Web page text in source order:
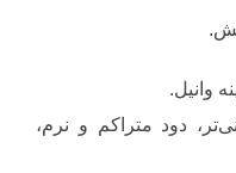
وانیل.
دود متراکم و نرم،